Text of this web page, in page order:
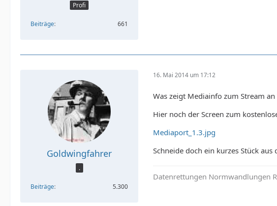
Profi
Beiträge 661
Goldwingfahrer
.
Beiträge 5.300
16. Mai 2014 um 17:12
Was zeigt Mediainfo zum Stream an
Hier noch der Screen zum
Mediaport_1.3.jpg
Schneide doch ein kurzes Stück
Datenrettungen Normwandlungen